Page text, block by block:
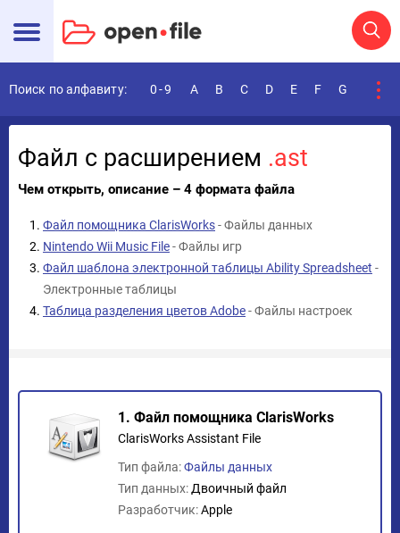
Поиск по алфавиту: 0-9 A B C D E F G
Файл с расширением .ast
Чем открыть, описание – 4 формата файла
Файл помощника ClarisWorks- Файлы данных
Nintendo Wii Music File- Файлы игр
Файл шаблона электронной таблицы Ability Spreadsheet -
Электронные таблицы
Таблица разделения цветов Adobe- Файлы настроек
1. Файл помощника ClarisWorks
ClarisWorks Assistant File
Тип файла:Файлы данных
Тип данных: Двоичный файл
Разработчик:Apple